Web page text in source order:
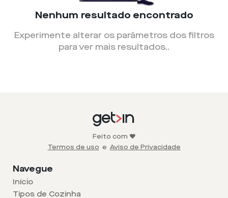
Nenhum resultado encontrado
Experimente alterar os parâmetros dos filtros
para ver mais resultados..
Feito com ❤️
Termos de uso e Aviso de Privacidade
Navegue
Início
Tipos de Cozinha